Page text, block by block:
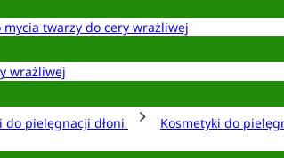
mycia twarzy do cery wrażliwej
wrażliwej
do pielęgnacji dłoni Kosmetyki do